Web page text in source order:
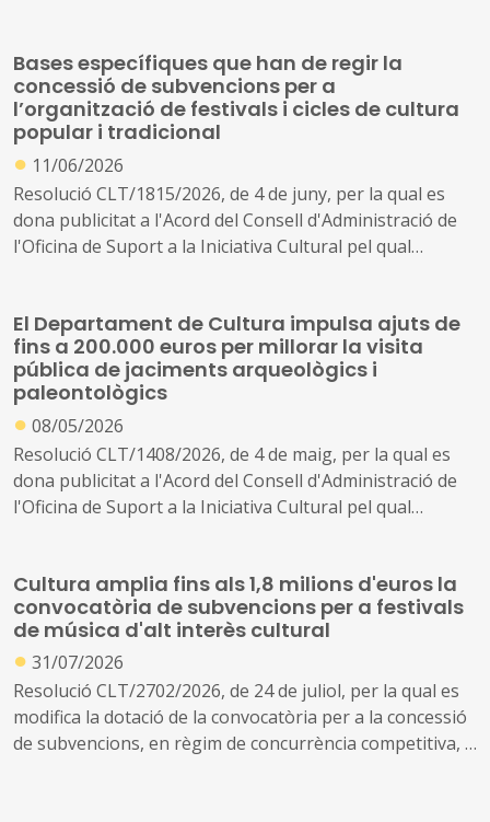
d'esdeveniments, personalitats o entitats de l'àmbit de
la cultura catalana
Bases específiques que han de regir la
concessió de subvencions per a
l’organització de festivals i cicles de cultura
popular i tradicional
● 11/06/2026
Resolució CLT/1815/2026, de 4 de juny, per la qual es
dona publicitat a l'Acord del Consell d'Administració de
l'Oficina de Suport a la Iniciativa Cultural pel qual
festivals i cicles de cultura popular i tradicional
El Departament de Cultura impulsa ajuts de
fins a 200.000 euros per millorar la visita
pública de jaciments arqueològics i
paleontològics
● 08/05/2026
Resolució CLT/1408/2026, de 4 de maig, per la qual es
dona publicitat a l'Acord del Consell d'Administració de
l'Oficina de Suport a la Iniciativa Cultural pel qual
arqueològics i paleontològics destinades a la visita
pública
Cultura amplia fins als 1,8 milions d'euros la
convocatòria de subvencions per a festivals
de música d'alt interès cultural
● 31/07/2026
Resolució CLT/2702/2026, de 24 de juliol, per la qual es
modifica la dotació de la convocatòria per a la concessió
de subvencions, en règim de concurrència competitiva, a